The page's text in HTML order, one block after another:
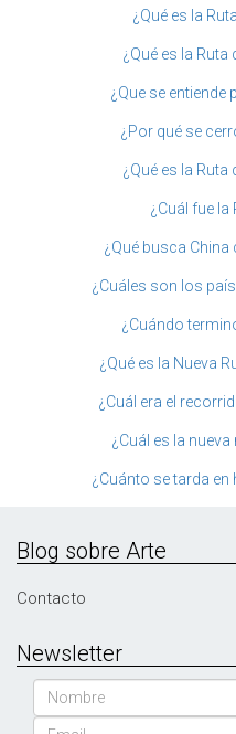
¿Qué es la
¿Qué es la Ruta
¿Que se entiende
¿Por qué se
¿Qué es la Ruta
¿Cuál fue la
¿Qué busca China
¿Cuáles son los
¿Cuándo
¿Qué es la Nueva
¿Cuál era el
¿Cuál es la
¿Cuánto se tarda en
Blog sobre Arte
Contacto
Newsletter
Nombre
Email